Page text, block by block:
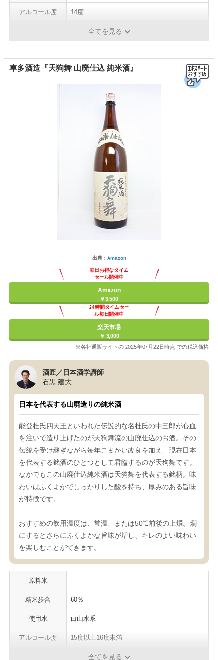
アルコール度 14度
全てを見る
車多酒造『天狗舞 山廃仕込 純米酒』
出典： Amazon
毎日お得なタイム
セール開催中
Amazon
￥3,500
24時間タイムセー
ル毎日開催中
楽天市場
￥ 3,000
※各社通販サイトの 2025年07月22日時点 での税込価格
酒匠／日本酒学講師
石黒 建大
日本を代表する山廃造りの純米酒
能登杜氏四天王といわれた伝説的な名杜氏の中三郎が心血
を注いで造り上げたのが天狗舞流の山廃仕込のお酒。その
伝統を受け継ぎながら毎年こまかい改良を加え、現在日本
を代表する銘酒のひとつとして君臨するのが天狗舞です。
なかでもこの山廃仕込純米酒は天狗舞を代表する銘柄。味
わいはふくよかでしっかりした酸を持ち、厚みのある旨味
が特徴です。
おすすめの飲用温度は、常温、または50℃前後の上燗。燗
にするとさらにふくよかな旨味が増し、キレのよい味わい
を楽しむことができます。
原料米 -
精米歩合 60％
使用水 白山水系
アルコール度 15度以上16度未満
1800ml全てを見る